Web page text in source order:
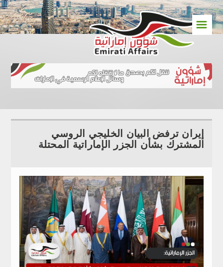
☰
إيران ترفض البيان الخليجي الروسي
المشترك بشأن الجزر الإماراتية المحتلة